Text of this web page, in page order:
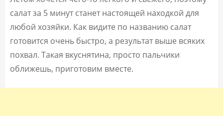
салат за 5 минут станет настоящей находкой для
любой хозяйки. Как видите по названию салат
готовится очень быстро, а результат выше всяких
похвал. Такая вкуснятина, просто пальчики
оближешь, приготовим вместе.